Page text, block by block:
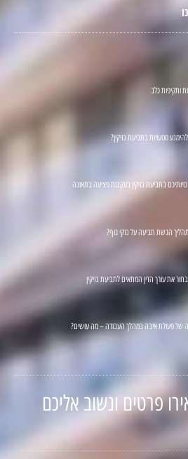
ותקיפות כלב
מטעויות בתביעת נזיקין?
בתביעת נזיקין בעקבות פציעה בתאונה
הגשת תביעה על נזקי גוף?
את עורך הדין המתאים לתביעת נזיקין
של פעולת איבה במהלך העבודה – מה עושים?
פרטים ונשוב אליכם